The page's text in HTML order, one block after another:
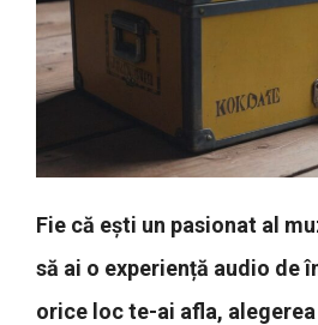
Fie că ești un pasionat al
să ai o experiență audio de
orice loc te-ai afla,